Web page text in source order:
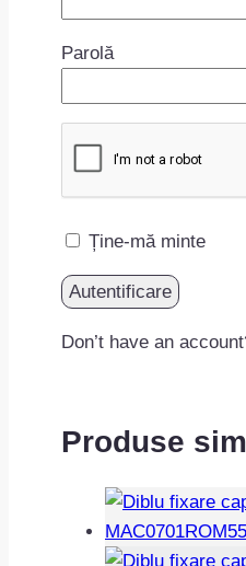
Parolă
Ține-mă minte
Don’t have an
Produse